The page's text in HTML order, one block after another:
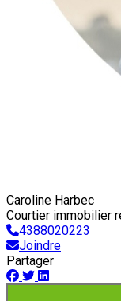
Caroline Harbec
Courtier immobilier
4388020223
Joindre
Partager